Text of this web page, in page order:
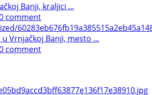
Banji, kraljici ...
comment
Vrnjačkoj Banji, mesto ...
comment